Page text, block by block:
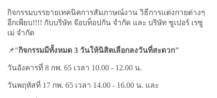
กิจกรรมบรรยายเทคนิคการสัมภาษณ์งาน วิธีการแต่งกายต่างๆ
อีกเพียบ!!!! กับบริษัท จ๊อบท็อปกัน จำกัด และ บริษัท ซูเปอร์ เรซู
เม่ จำกัด
📌"กิจกรรมมีทั้งหมด 3 วันให้นิสิตเลือกลงวันที่สะดวก"
วันอังคารที่ 8 กพ. 65 เวลา 10.00 - 12.00 น.
วันพฤหัสที่ 17 กพ. 65 เวลา 14.00 - 16.00 น. และ